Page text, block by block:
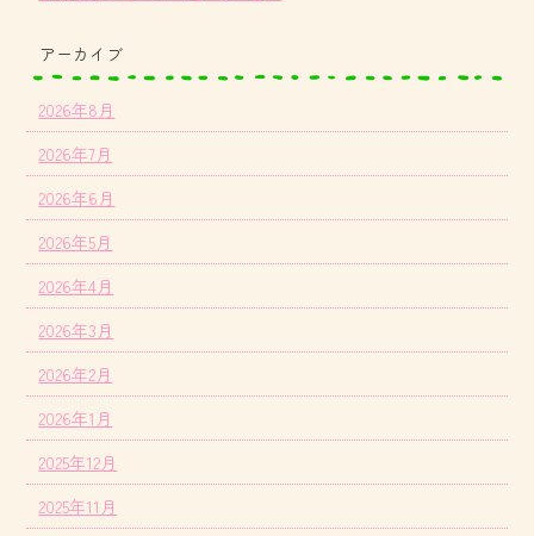
アーカイブ
2026年8月
2026年7月
2026年6月
2026年5月
2026年4月
2026年3月
2026年2月
2026年1月
2025年12月
2025年11月